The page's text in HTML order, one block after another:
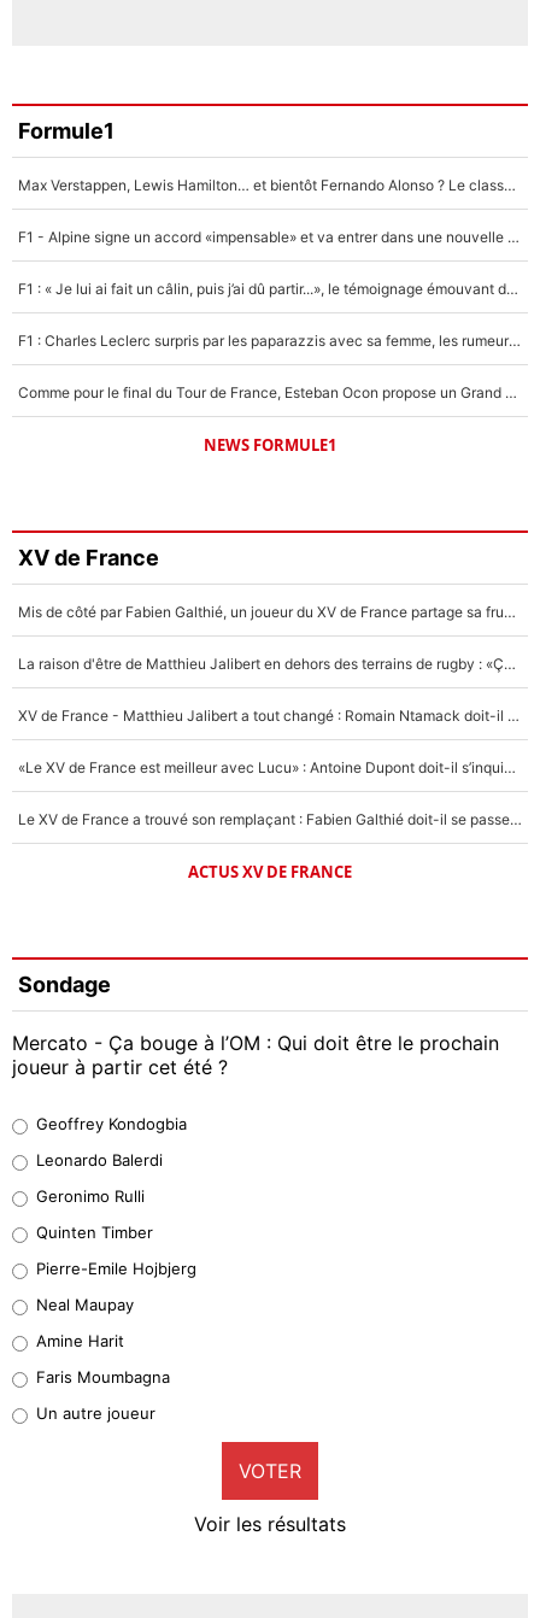
Formule1
Max Verstappen, Lewis Hamilton… et bientôt Fernando Alonso ? Le classement des pilotes les mieux payés en Formule 1 risque de changer !
F1 - Alpine signe un accord «impensable» et va entrer dans une nouvelle dimension : Grande nouvelle pour Pierre Gasly !
F1 : « Je lui ai fait un câlin, puis j’ai dû partir...», le témoignage émouvant de Max Verstappen sur sa fille
F1 : Charles Leclerc surpris par les paparazzis avec sa femme, les rumeurs étaient vraies !
Comme pour le final du Tour de France, Esteban Ocon propose un Grand Prix de Formule 1 à Paris : «Autour de l’Arc de Triomphe, ce serait génial» !
NEWS FORMULE1
XV de France
Mis de côté par Fabien Galthié, un joueur du XV de France partage sa frustration : «ils ne me l’ont pas dit tout de suite»
La raison d'être de Matthieu Jalibert en dehors des terrains de rugby : «Ça m'atteint autant que si tu touches à un membre de ma famille»
XV de France - Matthieu Jalibert a tout changé : Romain Ntamack doit-il s’inquiéter pour sa place à un an de la Coupe du monde ?
«Le XV de France est meilleur avec Lucu» : Antoine Dupont doit-il s’inquiéter pour sa place ?
Le XV de France a trouvé son remplaçant : Fabien Galthié doit-il se passer d'Antoine Dupont ?
ACTUS XV DE FRANCE
Sondage
Mercato - Ça bouge à l’OM : Qui doit être le prochain
joueur à partir cet été ?
38%
32%
5%
1%
9%
Geoffrey Kondogbia
Leonardo Balerdi
Geronimo Rulli
Quinten Timber
Pierre-Emile Hojbjerg
Neal Maupay
Amine Harit
Faris Moumbagna
Un autre joueur
VOTER
Voir les résultats